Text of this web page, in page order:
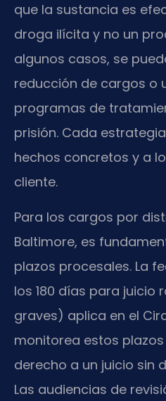
que la sustancia es
droga ilícita y no un
algunos casos, se
reducción de cargos o
programas de
prisión. Cada
hechos concretos y a
cliente.
Para los cargos por
Baltimore, es
plazos procesales. La
los 180 días para juicio
graves) aplica en el
monitorea estos
derecho a un juicio sin
Las audiencias de